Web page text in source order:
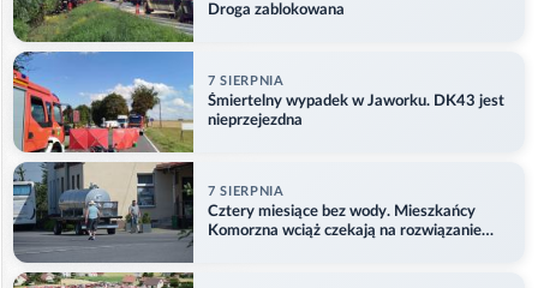
Droga zablokowana
7 SIERPNIA
Śmiertelny wypadek w Jaworku. DK43 jest
nieprzejezdna
7 SIERPNIA
Cztery miesiące bez wody. Mieszkańcy
Komorzna wciąż czekają na rozwiązanie